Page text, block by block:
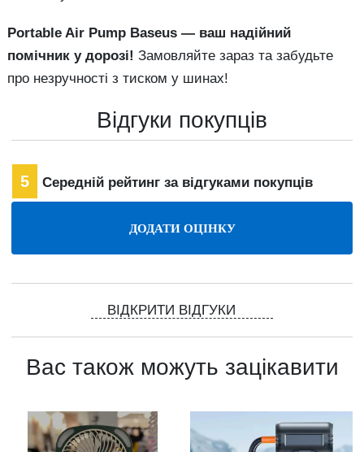
Portable Air Pump Baseus — ваш надійний
помічник у дорозі! Замовляйте зараз та забудьте
про незручності з тиском у шинах!
Відгуки покупців
5 Середній рейтинг за відгуками покупців
ВІДКРИТИ ВІДГУКИ
Вас також можуть зацікавити